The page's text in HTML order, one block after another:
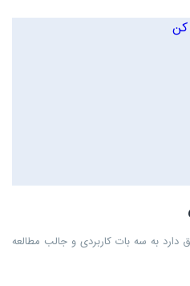
دارد به سه بات کاربردی و جالب مطالعه